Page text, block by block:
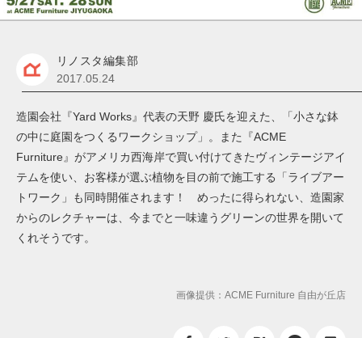
リノスタ編集部
2017.05.24
造園会社『Yard Works』代表の天野 慶氏を迎えた、「小さな鉢
の中に庭園をつくるワークショップ」。また『ACME
Furniture』がアメリカ西海岸で買い付けてきたヴィンテージアイ
テムを使い、お客様が選ぶ植物を目の前で施工する「ライブアー
トワーク」も同時開催されます！ めったに得られない、造園家
からのレクチャーは、今までと一味違うグリーンの世界を開いて
くれそうです。
画像提供：ACME Furniture 自由が丘店